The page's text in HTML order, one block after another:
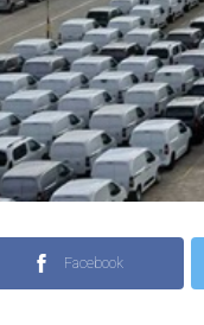
Facebook